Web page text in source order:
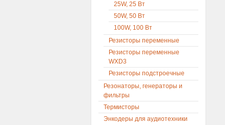
25W, 25 Вт
50W, 50 Вт
100W, 100 Вт
Резисторы переменные
Резисторы переменные
WXD3
Резисторы подстроечные
Резонаторы, генераторы и
фильтры
Термисторы
Энкодеры для аудиотехники